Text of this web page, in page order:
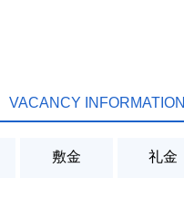
VACANCY INFORMATION
敷金 礼金